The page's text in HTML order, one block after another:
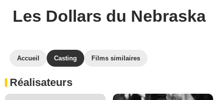
Les Dollars du Nebraska
Accueil Casting Films similaires
Réalisateurs